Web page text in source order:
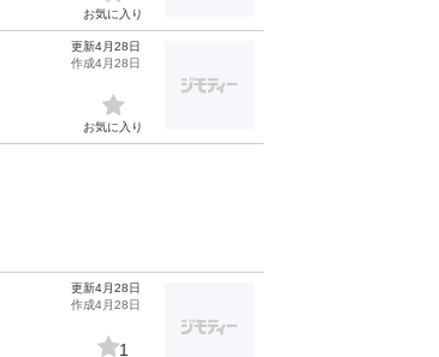
お気に入り
更新4月28日
作成4月28日
お気に入り
更新4月28日
作成4月28日
1